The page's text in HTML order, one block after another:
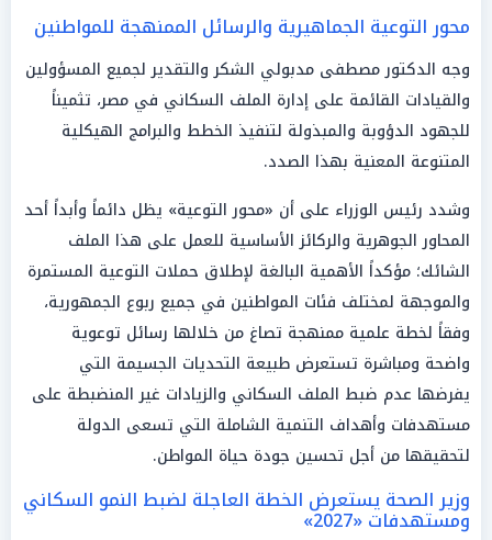
محور التوعية الجماهيرية والرسائل الممنهجة للمواطنين
وجه الدكتور مصطفى مدبولي الشكر والتقدير لجميع المسؤولين
والقيادات القائمة على إدارة الملف السكاني في مصر، تثميناً
للجهود الدؤوبة والمبذولة لتنفيذ الخطط والبرامج الهيكلية
المتنوعة المعنية بهذا الصدد.
وشدد رئيس الوزراء على أن «محور التوعية» يظل دائماً وأبداً أحد
المحاور الجوهرية والركائز الأساسية للعمل على هذا الملف
الشائك؛ مؤكداً الأهمية البالغة لإطلاق حملات التوعية المستمرة
والموجهة لمختلف فئات المواطنين في جميع ربوع الجمهورية،
وفقاً لخطة علمية ممنهجة تصاغ من خلالها رسائل توعوية
واضحة ومباشرة تستعرض طبيعة التحديات الجسيمة التي
يفرضها عدم ضبط الملف السكاني والزيادات غير المنضبطة على
مستهدفات وأهداف التنمية الشاملة التي تسعى الدولة
لتحقيقها من أجل تحسين جودة حياة المواطن.
وزير الصحة يستعرض الخطة العاجلة لضبط النمو السكاني
ومستهدفات «2027»